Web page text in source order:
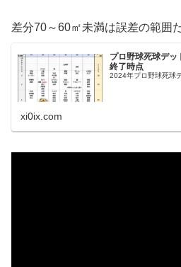
差分70～60㎡未満は誤差の範囲
プロ野球死球デッ
終了時点
2024年プロ野球死球
xi0ix.com